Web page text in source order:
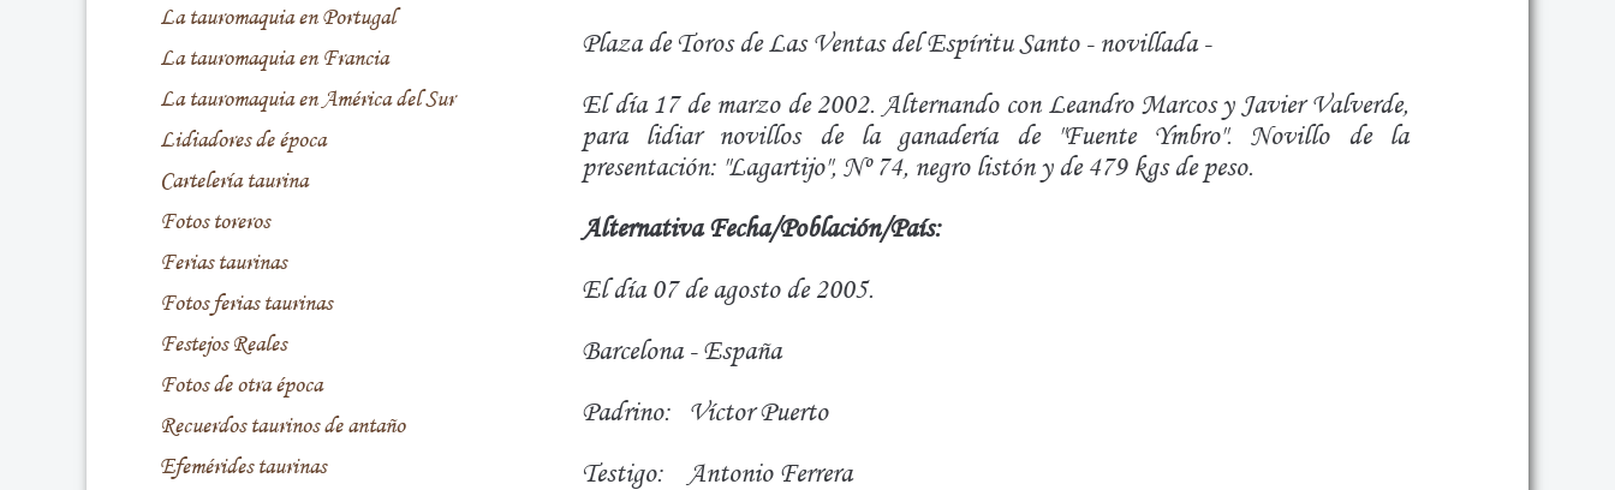
La tauromaquia en Portugal
La tauromaquia en Francia
La tauromaquia en América del Sur
Lidiadores de época
Cartelería taurina
Fotos toreros
Ferias taurinas
Fotos ferias taurinas
Festejos Reales
Fotos de otra época
Recuerdos taurinos de antaño
Efemérides taurinas
Plaza de Toros de Las Ventas del Espíritu Santo - novillada -
El día 17 de marzo de 2002. Alternando con Leandro Marcos y Javier Valverde,
para lidiar novillos de la ganadería de "Fuente Ymbro". Novillo de la
presentación: "Lagartijo", Nº 74, negro listón y de 479 kgs de peso.
Alternativa Fecha/Población/País:
El día 07 de agosto de 2005.
Barcelona - España
Padrino:
Víctor Puerto
Testigo:
Antonio Ferrera